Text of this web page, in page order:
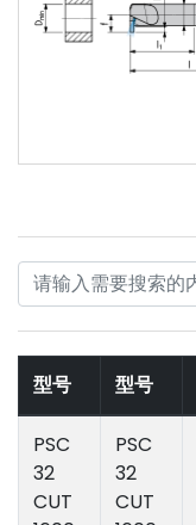
型号 型号
PSC
32
CUT
PSC
32
CUT